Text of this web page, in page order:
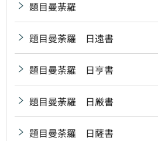
題目曼荼羅
題目曼荼羅 日遠書
題目曼荼羅 日亨書
題目曼荼羅 日厳書
題目曼荼羅 日薩書